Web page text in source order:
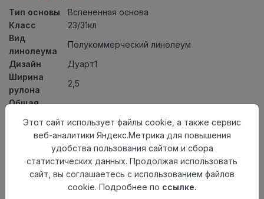
Тип основы
Вспененная основа
Класс
23/31кл
Вид
линолеума
Полукоммерческий линолеум
Дизайн
Дуарт1
Ширина
рулона
2,5
Общая
Толщина
защитного
0,40мм
АктуальностьАктуален
Страна
происхождения
Россия
Этот сайт использует файлы cookie, а также сервис
веб-аналитики Яндекс.Метрика для повышения
удобства пользования сайтом и сбора
статистических данных. Продолжая использовать
сайт, вы соглашаетесь с использованием файлов
cookie. Подробнее по ссылке.